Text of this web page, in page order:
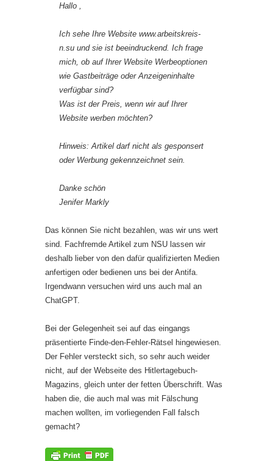
Hallo ,
Ich sehe Ihre Website www.arbeitskreis-
n.su und sie ist beeindruckend. Ich frage
mich, ob auf Ihrer Website Werbeoptionen
wie Gastbeiträge oder Anzeigeninhalte
verfügbar sind?
Was ist der Preis, wenn wir auf Ihrer
Website werben möchten?
Hinweis: Artikel darf nicht als gesponsert
oder Werbung gekennzeichnet sein.
Danke schön
Jenifer Markly
Das können Sie nicht bezahlen, was wir uns wert
sind. Fachfremde Artikel zum NSU lassen wir
deshalb lieber von den dafür qualifizierten Medien
anfertigen oder bedienen uns bei der Antifa.
Irgendwann versuchen wird uns auch mal an
ChatGPT.
Bei der Gelegenheit sei auf das eingangs
präsentierte Finde-den-Fehler-Rätsel hingewiesen.
Der Fehler versteckt sich, so sehr auch weider
nicht, auf der Webseite des Hitlertagebuch-
Magazins, gleich unter der fetten Überschrift. Was
haben die, die auch mal was mit Fälschung
machen wollten, im vorliegenden Fall falsch
gemacht?